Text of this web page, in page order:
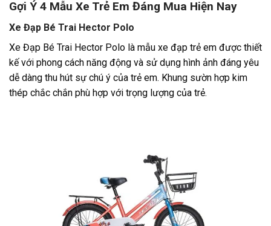
Gợi Ý 4 Mẫu Xe Trẻ Em Đáng Mua Hiện Nay
Xe Đạp Bé Trai Hector Polo
Xe Đạp Bé Trai Hector Polo là mẫu xe đạp trẻ em được thiết
kế với phong cách năng động và sử dụng hình ảnh đáng yêu
dễ dàng thu hút sự chú ý của trẻ em. Khung sườn hợp kim
thép chắc chắn phù hợp với trọng lượng của trẻ.